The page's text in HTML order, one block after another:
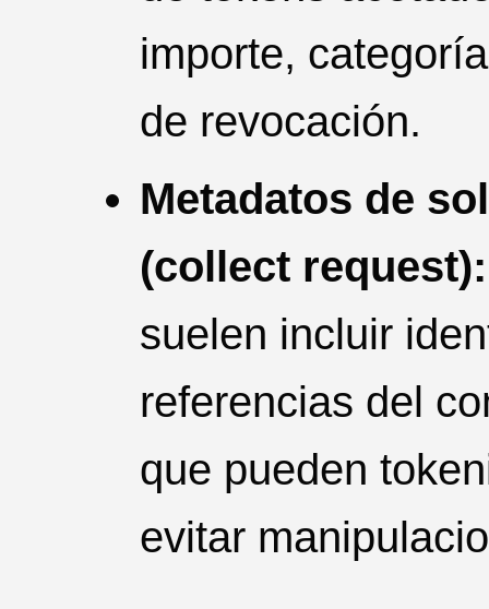
importe,
de revocación.
Metadatos de
(collect request):
suelen incluir
referencias del
que pueden
evitar